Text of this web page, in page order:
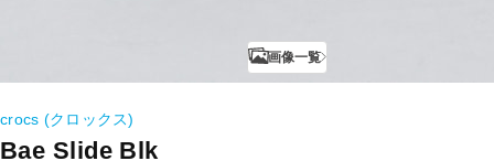
画像一覧
crocs (クロックス)
Bae Slide Blk